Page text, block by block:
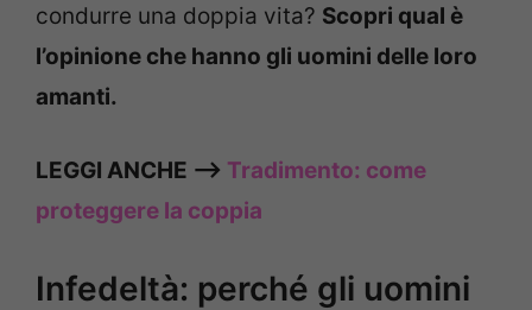
condurre una doppia vita? Scopri qual è
l’opinione che hanno gli uomini delle loro
amanti.
LEGGI ANCHE —> Tradimento: come
proteggere la coppia
Infedeltà: perché gli uomini